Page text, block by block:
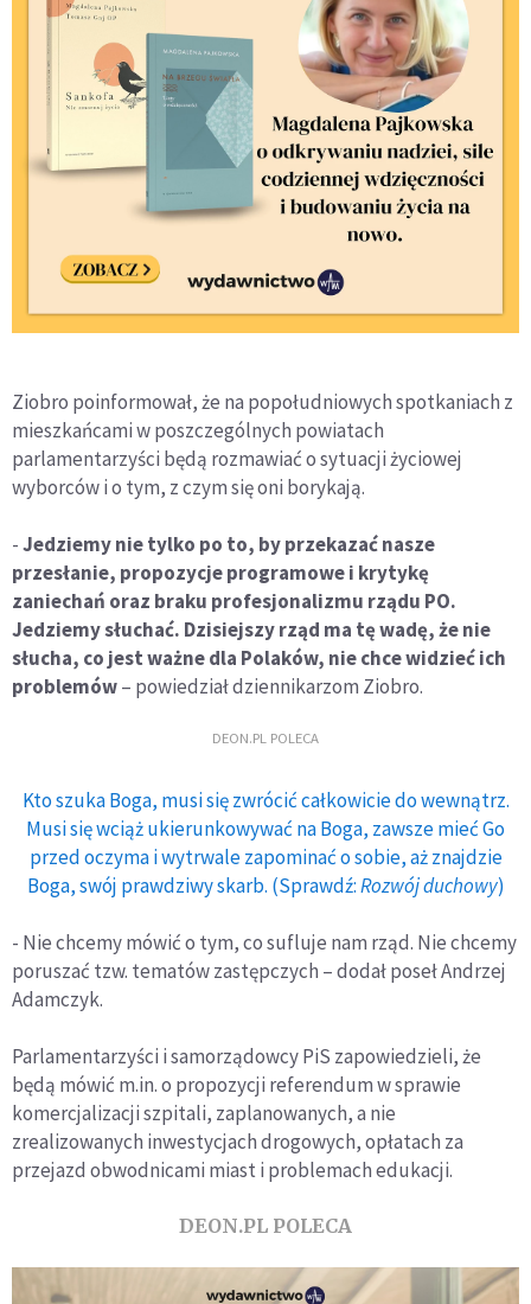
Ziobro poinformował, że na popołudniowych spotkaniach z
mieszkańcami w poszczególnych powiatach
parlamentarzyści będą rozmawiać o sytuacji życiowej
wyborców i o tym, z czym się oni borykają.
-Jedziemy nie tylko po to, by przekazać nasze
przesłanie, propozycje programowe i krytykę
zaniechań oraz braku profesjonalizmu rządu PO.
Jedziemy słuchać. Dzisiejszy rząd ma tę wadę, że nie
słucha, co jest ważne dla Polaków, nie chce widzieć ich
problemów– powiedział dziennikarzom Ziobro.
DEON.PL POLECA
Kto szuka Boga, musi się zwrócić całkowicie do wewnątrz.
Musi się wciąż ukierunkowywać na Boga, zawsze mieć Go
przed oczyma i wytrwale zapominać o sobie, aż znajdzie
Boga, swój prawdziwy skarb. (Sprawdź:Rozwój duchowy)
- Nie chcemy mówić o tym, co sufluje nam rząd. Nie chcemy
poruszać tzw. tematów zastępczych – dodał poseł Andrzej
Adamczyk.
Parlamentarzyści i samorządowcy PiS zapowiedzieli, że
będą mówić m.in. o propozycji referendum w sprawie
komercjalizacji szpitali, zaplanowanych, a nie
zrealizowanych inwestycjach drogowych, opłatach za
przejazd obwodnicami miast i problemach edukacji.
DEON.PL POLECA